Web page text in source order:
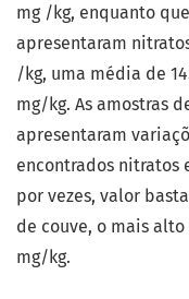
mg /kg, enquanto
apresentaram
/kg, uma média de
mg/kg. As amostras
apresentaram
encontrados nitratos
por vezes, valor
de couve, o mais
mg/kg.